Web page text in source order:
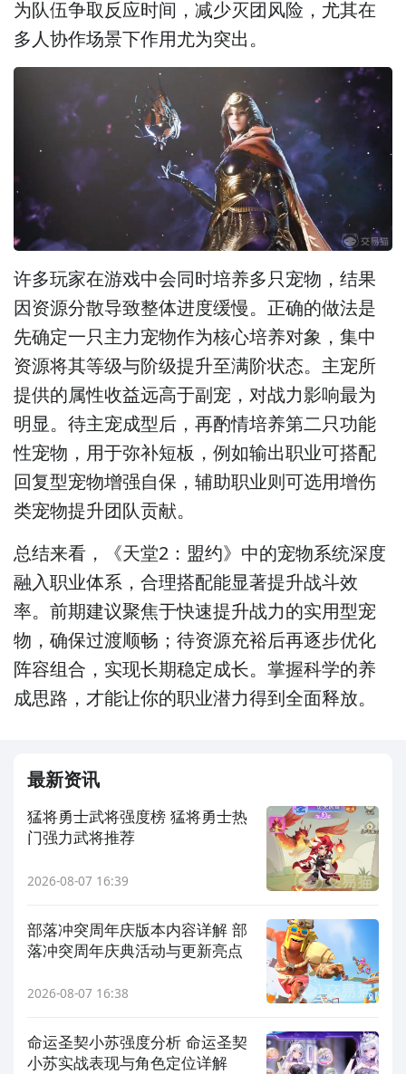
为队伍争取反应时间，减少灭团风险，尤其在
多人协作场景下作用尤为突出。
许多玩家在游戏中会同时培养多只宠物，结果
因资源分散导致整体进度缓慢。正确的做法是
先确定一只主力宠物作为核心培养对象，集中
资源将其等级与阶级提升至满阶状态。主宠所
提供的属性收益远高于副宠，对战力影响最为
明显。待主宠成型后，再酌情培养第二只功能
性宠物，用于弥补短板，例如输出职业可搭配
回复型宠物增强自保，辅助职业则可选用增伤
类宠物提升团队贡献。
总结来看，《天堂2：盟约》中的宠物系统深度
融入职业体系，合理搭配能显著提升战斗效
率。前期建议聚焦于快速提升战力的实用型宠
物，确保过渡顺畅；待资源充裕后再逐步优化
阵容组合，实现长期稳定成长。掌握科学的养
成思路，才能让你的职业潜力得到全面释放。
最新资讯
猛将勇士武将强度榜 猛将勇士热
门强力武将推荐
2026-08-07 16:39
部落冲突周年庆版本内容详解 部
落冲突周年庆典活动与更新亮点
2026-08-07 16:38
命运圣契小苏强度分析 命运圣契
小苏实战表现与角色定位详解